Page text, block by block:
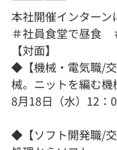
本社開催インターン
＃社員食堂で昼食
【対面】
◆【機械・電気職/
械。ニットを編む
8月18日（水）12：
◆【ソフト開発職/